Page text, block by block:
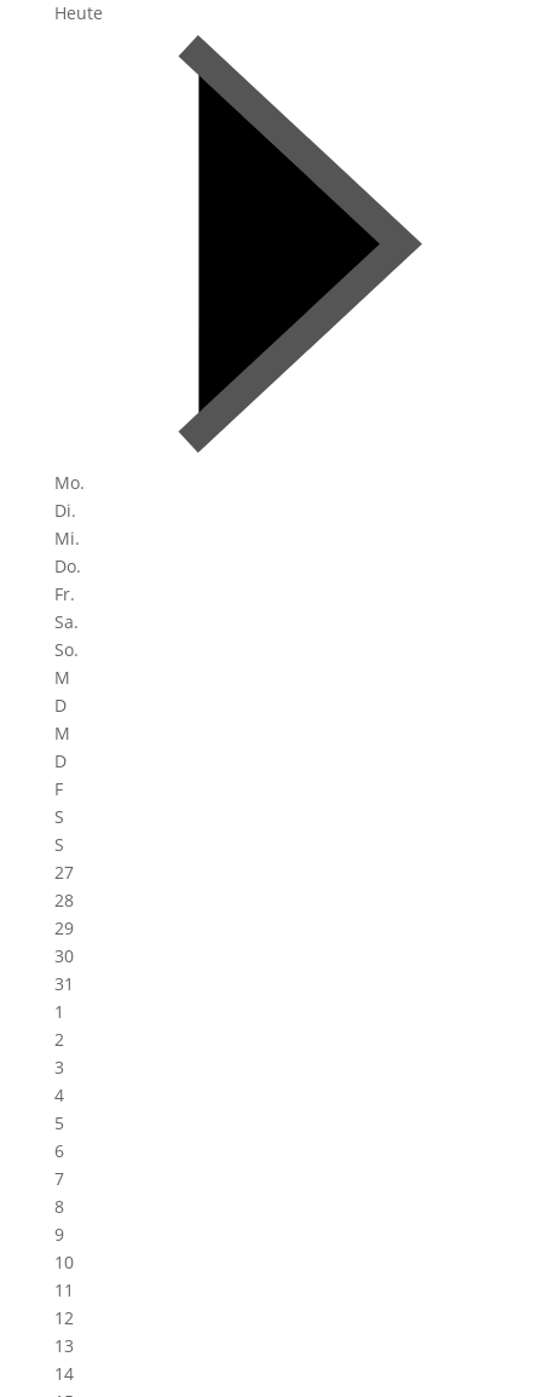
Heute
Mo.
Di.
Mi.
Do.
Fr.
Sa.
So.
M
D
M
D
F
S
S
27
28
29
30
31
1
2
3
4
5
6
7
8
9
10
11
12
13
14